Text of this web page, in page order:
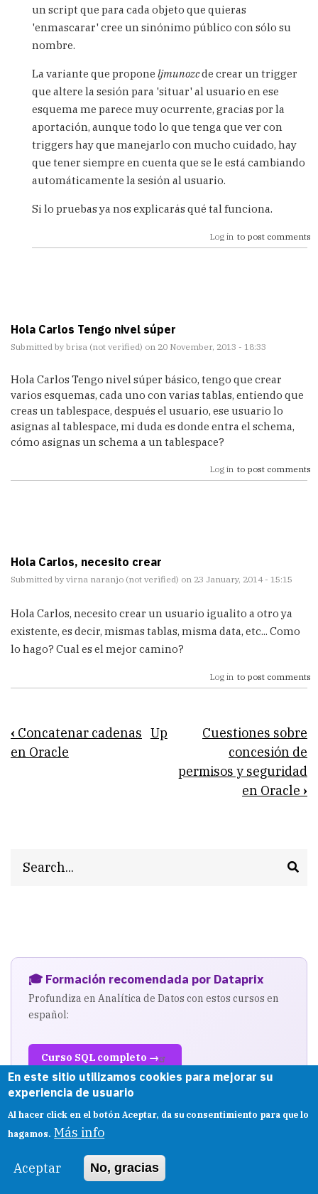
necesito
crear
Atman
verified)
un script que para cada objeto que quieras
'enmascarar' cree un sinónimo público con sólo su
nombre.
La variante que propone ljmunozcde crear un trigger
que altere la sesión para 'situar' al usuario en ese
esquema me parece muy ocurrente, gracias por la
aportación, aunque todo lo que tenga que ver con
triggers hay que manejarlo con mucho cuidado, hay
que tener siempre en cuenta que se le está cambiando
automáticamente la sesión al usuario.
Si lo pruebas ya nos explicarás qué tal funciona.
Log in to post comments
Hola Carlos Tengo nivel súper
Submitted by brisa (not verified) on 20 November, 2013 - 18:33
Hola Carlos Tengo nivel súper básico, tengo que crear
varios esquemas, cada uno con varias tablas, entiendo que
creas un tablespace, después el usuario, ese usuario lo
asignas al tablespace, mi duda es donde entra el schema,
cómo asignas un schema a un tablespace?
Log in to post comments
Hola Carlos, necesito crear
Submitted by virna naranjo (not verified) on 23 January, 2014 - 15:15
Hola Carlos, necesito crear un usuario igualito a otro ya
existente, es decir, mismas tablas, misma data, etc... Como
lo hago? Cual es el mejor camino?
Log in to post comments
Book
traversal
de
‹ Concatenar cadenas
en Oracle
Up
Cuestiones sobre
concesión de
permisos y seguridad
en Oracle ›
🎓 Formación recomendada por Dataprix
Profundiza en Analítica de Datos con estos cursos en
español:
Curso SQL completo →
BI y Minería de Datos →
Data Analytics + Power BI →
Enlaces de afiliado · Dataprix puede recibir una comisión por tus
En este sitio utilizamos cookies para mejorar su
experiencia de usuario
Al hacer click en el botón Aceptar, da su consentimiento para que lo
hagamos. Más info
Aceptar No, gracias